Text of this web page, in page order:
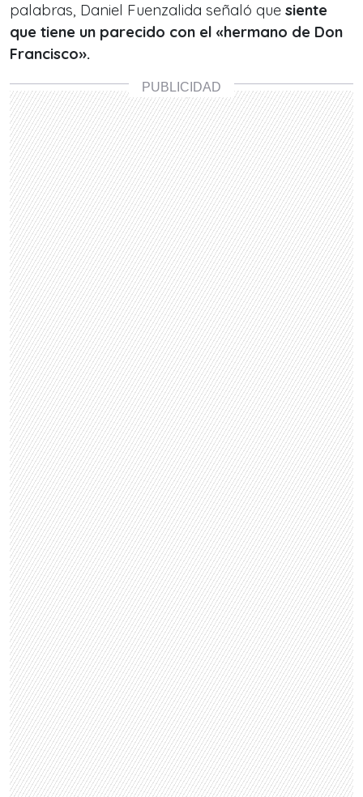
palabras, Daniel Fuenzalida señaló que siente
que tiene un parecido con el «hermano de Don
Francisco».